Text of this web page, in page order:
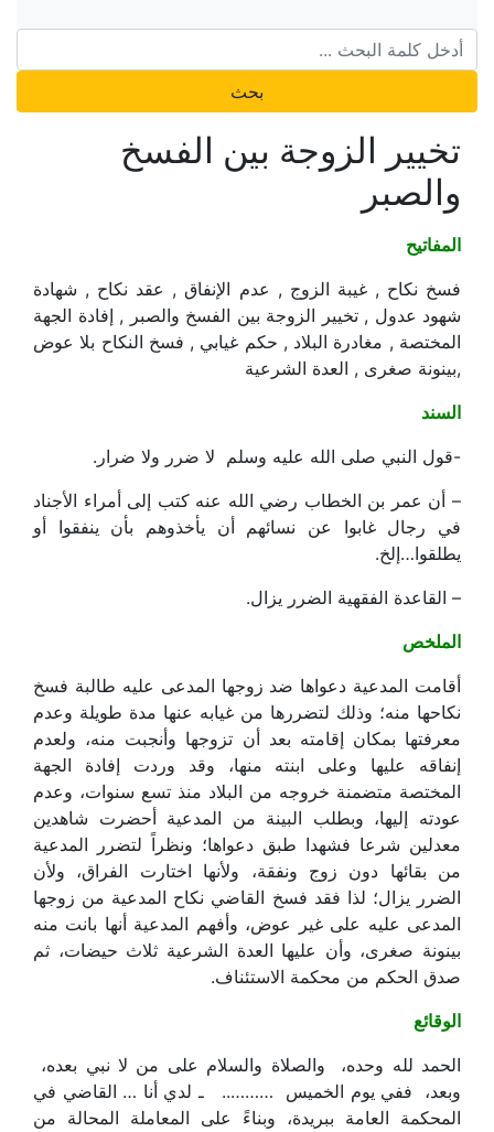
بحث
تخيير الزوجة بين الفسخ
والصبر
المفاتيح
فسخ نكاح , غيبة الزوج , عدم الإنفاق , عقد نكاح , شهادة
شهود عدول , تخيير الزوجة بين الفسخ والصبر , إفادة الجهة
المختصة , مغادرة البلاد , حكم غيابي , فسخ النكاح بلا عوض
,بينونة صغرى , العدة الشرعية
السند
-قول النبي صلى الله عليه وسلم لا ضرر ولا ضرار.
– أن عمر بن الخطاب رضي الله عنه كتب إلى أمراء الأجناد
في رجال غابوا عن نسائهم أن يأخذوهم بأن ينفقوا أو
يطلقوا…إلخ.
– القاعدة الفقهية الضرر يزال.
الملخص
أقامت المدعية دعواها ضد زوجها المدعى عليه طالبة فسخ
نكاحها منه؛ وذلك لتضررها من غيابه عنها مدة طويلة وعدم
معرفتها بمكان إقامته بعد أن تزوجها وأنجبت منه، ولعدم
إنفاقه عليها وعلى ابنته منها، وقد وردت إفادة الجهة
المختصة متضمنة خروجه من البلاد منذ تسع سنوات، وعدم
عودته إليها، وبطلب البينة من المدعية أحضرت شاهدين
معدلين شرعا فشهدا طبق دعواها؛ ونظراً لتضرر المدعية
من بقائها دون زوج ونفقة، ولأنها اختارت الفراق، ولأن
الضرر يزال؛ لذا فقد فسخ القاضي نكاح المدعية من زوجها
المدعى عليه على غير عوض، وأفهم المدعية أنها بانت منه
بينونة صغرى، وأن عليها العدة الشرعية ثلاث حيضات، ثم
صدق الحكم من محكمة الاستئناف.
الوقائع
الحمد لله وحده، والصلاة والسلام على من لا نبي بعده،
وبعد، ففي يوم الخميس ……….. ـ لدي أنا … القاضي في
المحكمة العامة ببريدة، وبناءً على المعاملة المحالة من